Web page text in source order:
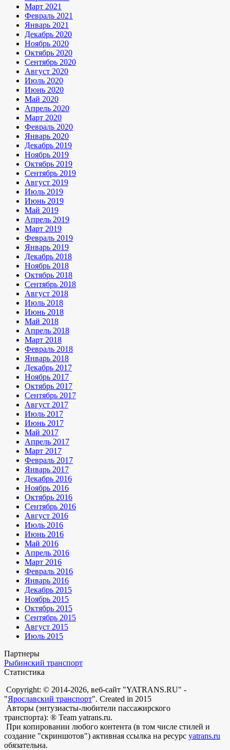
Март 2021
Февраль 2021
Январь 2021
Декабрь 2020
Ноябрь 2020
Октябрь 2020
Сентябрь 2020
Август 2020
Июль 2020
Июнь 2020
Май 2020
Апрель 2020
Март 2020
Февраль 2020
Январь 2020
Декабрь 2019
Ноябрь 2019
Октябрь 2019
Сентябрь 2019
Август 2019
Июль 2019
Июнь 2019
Май 2019
Апрель 2019
Март 2019
Февраль 2019
Январь 2019
Декабрь 2018
Ноябрь 2018
Октябрь 2018
Сентябрь 2018
Август 2018
Июль 2018
Июнь 2018
Май 2018
Апрель 2018
Март 2018
Февраль 2018
Январь 2018
Декабрь 2017
Ноябрь 2017
Октябрь 2017
Сентябрь 2017
Август 2017
Июль 2017
Июнь 2017
Май 2017
Апрель 2017
Март 2017
Февраль 2017
Январь 2017
Декабрь 2016
Ноябрь 2016
Октябрь 2016
Сентябрь 2016
Август 2016
Июль 2016
Июнь 2016
Май 2016
Апрель 2016
Март 2016
Февраль 2016
Январь 2016
Декабрь 2015
Ноябрь 2015
Октябрь 2015
Сентябрь 2015
Август 2015
Июль 2015
Партнеры
Рыбинский транспорт
Статистика
Copyright: © 2014-2026, веб-сайт "YATRANS.RU" -
"Ярославский транспорт". Created in 2015
Авторы (энтузиасты-любители пассажирского
транспорта): ® Team yatrans.ru.
При копировании любого контента (в том числе стилей и
создание "скриншотов") активная ссылка на ресурс yatrans.ru
обязательна.